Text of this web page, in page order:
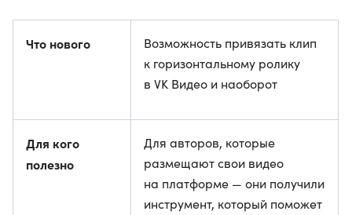
Что нового
Возможность привязать клип
к горизонтальному ролику
в VK Видео и наоборот
Для кого
полезно
Для авторов, которые
размещают свои видео
на платформе — они получили
инструмент, который поможет